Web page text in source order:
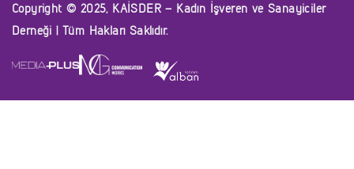
Copyright © 2025, KAİSDER – Kadın İşveren ve Sanayiciler
Derneği | Tüm Hakları Saklıdır.